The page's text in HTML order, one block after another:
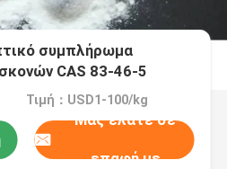
συμπλήρωμα
CAS 83-46-5
Τιμή：USD1-100/kg
Μας ελάτε σε
επαφή με